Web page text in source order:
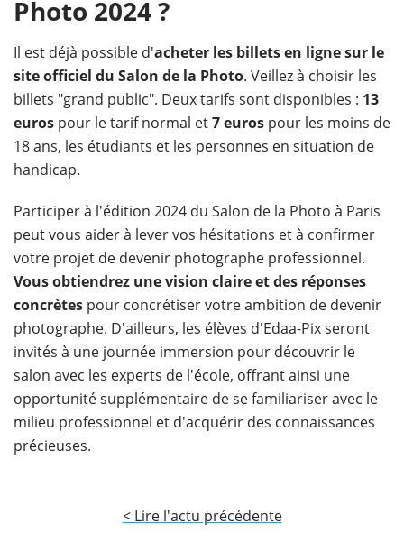
Photo 2024 ?
Il est déjà possible d'acheter les billets en ligne sur le
site officiel du Salon de la Photo. Veillez à choisir les
billets "grand public". Deux tarifs sont disponibles : 13
euros pour le tarif normal et7 euros pour les moins de
18 ans, les étudiants et les personnes en situation de
handicap.
Participer à l'édition 2024 du Salon de la Photo à Paris
peut vous aider à lever vos hésitations et à confirmer
votre projet de devenir photographe professionnel.
Vous obtiendrez une vision claire et des réponses
concrètes pour concrétiser votre ambition de devenir
photographe. D'ailleurs, les élèves d'Edaa-Pix seront
invités à une journée immersion pour découvrir le
salon avec les experts de l'école, offrant ainsi une
opportunité supplémentaire de se familiariser avec le
milieu professionnel et d'acquérir des connaissances
précieuses.
< Lire l'actu précédente